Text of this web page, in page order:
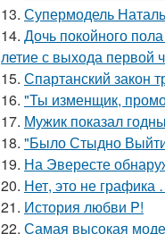
13. Супермодель
14. Дочь покойного
летие с выхода первой
15. Спартанский закон
16. "Ты изменщик,
17. Мужик показал
18. "Было Стыдно Выйти
19. На Эвересте
20. Нет, это не
21. История любви P!
22. Самая высокая